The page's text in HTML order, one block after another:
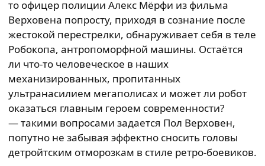
то офицер полиции Алекс Мёрфи из фильма
Верховена попросту, приходя в сознание после
жестокой перестрелки, обнаруживает себя в теле
Робокопа, антропоморфной машины. Остаётся
ли что-то человеческое в наших
механизированных, пропитанных
ультранасилием мегаполисах и может ли робот
оказаться главным героем современности?
— такими вопросами задается Пол Верховен,
попутно не забывая эффектно сносить головы
детройтским отморозкам в стиле ретро-боевиков.